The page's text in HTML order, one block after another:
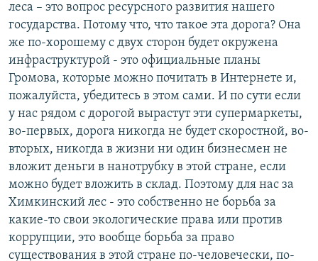
леса – это вопрос ресурсного развития нашего
государства. Потому что, что такое эта дорога? Она
же по-хорошему с двух сторон будет окружена
инфраструктурой - это официальные планы
Громова, которые можно почитать в Интернете и,
пожалуйста, убедитесь в этом сами. И по сути если
у нас рядом с дорогой вырастут эти супермаркеты,
во-первых, дорога никогда не будет скоростной, во-
вторых, никогда в жизни ни один бизнесмен не
вложит деньги в нанотрубку в этой стране, если
можно будет вложить в склад. Поэтому для нас за
Химкинский лес - это собственно не борьба за
какие-то свои экологические права или против
коррупции, это вообще борьба за право
существования в этой стране по-человечески, по-